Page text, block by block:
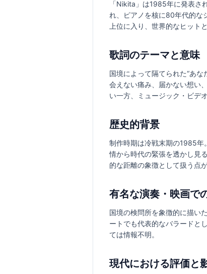
「Nikita」は1985年に発表さ
れ、ピアノを核に80年代的な
上位に入り、世界的なヒット
歌詞のテーマと意味
国境によって隔てられた“あ
会えない痛み、届かない想い
い一方、ミュージック・ビデ
歴史的背景
制作時期は冷戦末期の1985年
情から時代の緊張を透かし見
的な距離の象徴として扱う点
有名な演奏・映画で
国境の検問所を象徴的に描い
ートでも代表的なバラードと
ては情報不明。
現代における評価と